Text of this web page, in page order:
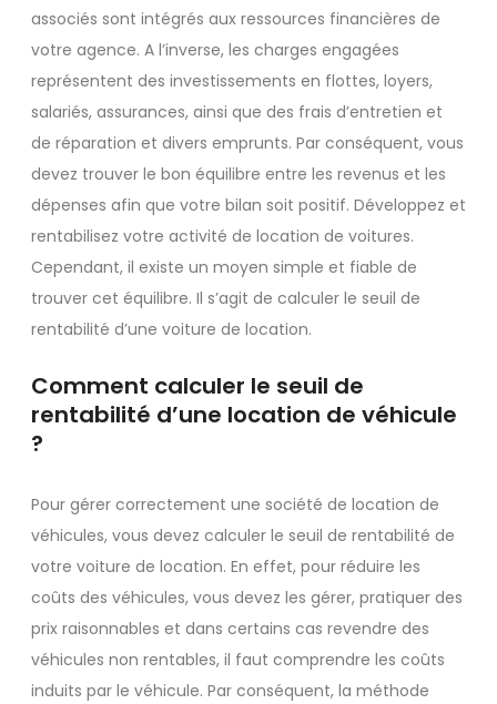
associés sont intégrés aux ressources financières de
votre agence. A l’inverse, les charges engagées
représentent des investissements en flottes, loyers,
salariés, assurances, ainsi que des frais d’entretien et
de réparation et divers emprunts. Par conséquent, vous
devez trouver le bon équilibre entre les revenus et les
dépenses afin que votre bilan soit positif. Développez et
rentabilisez votre activité de location de voitures.
Cependant, il existe un moyen simple et fiable de
trouver cet équilibre. Il s’agit de calculer le seuil de
rentabilité d’une voiture de location.
Comment calculer le seuil de
rentabilité d’une location de véhicule
?
Pour gérer correctement une société de location de
véhicules, vous devez calculer le seuil de rentabilité de
votre voiture de location. En effet, pour réduire les
coûts des véhicules, vous devez les gérer, pratiquer des
prix raisonnables et dans certains cas revendre des
véhicules non rentables, il faut comprendre les coûts
induits par le véhicule. Par conséquent, la méthode